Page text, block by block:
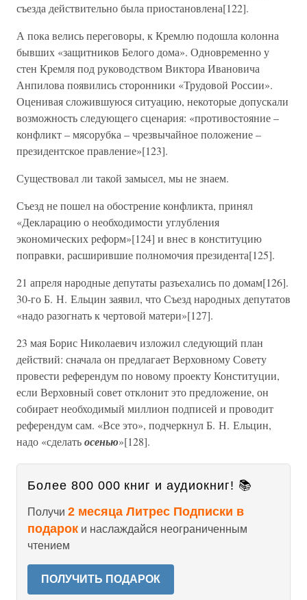
съезда действительно была приостановлена[122].
А пока велись переговоры, к Кремлю подошла колонна
бывших «защитников Белого дома». Одновременно у
стен Кремля под руководством Виктора Ивановича
Анпилова появились сторонники «Трудовой России».
Оценивая сложившуюся ситуацию, некоторые допускали
возможность следующего сценария: «противостояние –
конфликт – мясорубка – чрезвычайное положение –
президентское правление»[123].
Существовал ли такой замысел, мы не знаем.
Съезд не пошел на обострение конфликта, принял
«Декларацию о необходимости углубления
экономических реформ»[124] и внес в конституцию
поправки, расширившие полномочия президента[125].
21 апреля народные депутаты разъехались по домам[126].
30-го Б. Н. Ельцин заявил, что Съезд народных депутатов
«надо разогнать к чертовой матери»[127].
23 мая Борис Николаевич изложил следующий план
действий: сначала он предлагает Верховному Совету
провести референдум по новому проекту Конституции,
если Верховный совет отклонит это предложение, он
собирает необходимый миллион подписей и проводит
референдум сам. «Все это», подчеркнул Б. Н. Ельцин,
надо «сделатьосенью»[128].
Более 800 000 книг и аудиокниг! 📚
Получи 2 месяца Литрес Подписки в
подарок и наслаждайся неограниченным
чтением
ПОЛУЧИТЬ ПОДАРОК